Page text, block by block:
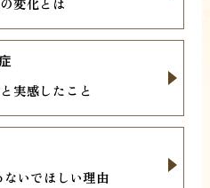
実感したこと
いでほしい理由